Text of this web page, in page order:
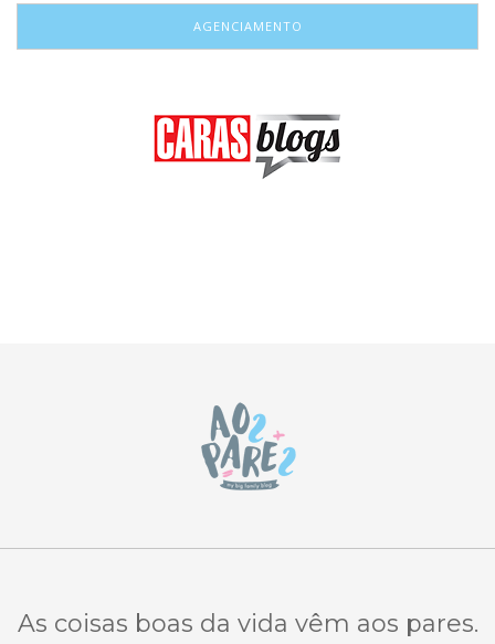
AGENCIAMENTO
As coisas boas da vida vêm aos pares.